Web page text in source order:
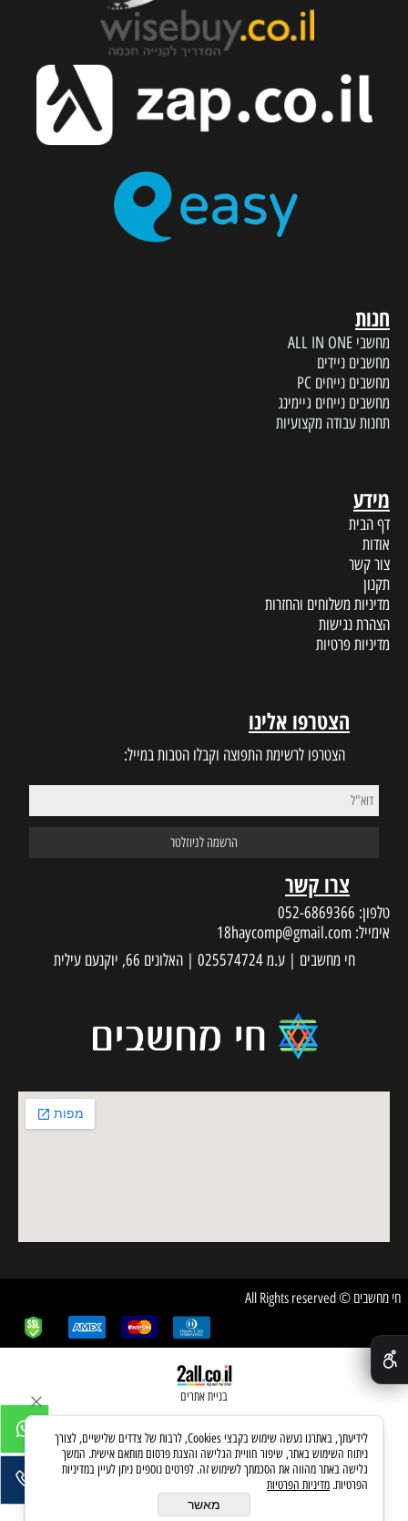
חנות
מחשבי ALL IN ONE
מחשבים ניידים
מחשבים נייחים PC
מחשבים נייחים גיימינג
תחנות עבודה מקצועיות
מידע
דף הבית
אודות
צור קשר
תקנון
מדיניות משלוחים והחזרות
הצהרת נגישות
מדיניות פרטיות
הצטרפו אלינו
הצטרפו לרשימת התפוצה וקבלו הטבות במייל:
צרו קשר
טלפון: 052-6869366
אימייל: 18haycomp@gmail.com
חי מחשבים | ע.מ 025574724 | האלונים 66, יוקנעם עילית
חי מחשבים © All Rights reserved
בניית אתרים
לידיעתך, באתרנו נעשה שימוש בקבצי Cookies, לרבות של צדדים שלישיים, לצורך
ניתוח השימוש באתר, שיפור חוויית הגלישה והצגת פרסום מותאם אישית. המשך
גלישה באתר מהווה את הסכמתך לשימוש זה. לפרטים נוספים ניתן לעיין במדיניות
הפרטיות. מדיניות הפרטיות
מאשר